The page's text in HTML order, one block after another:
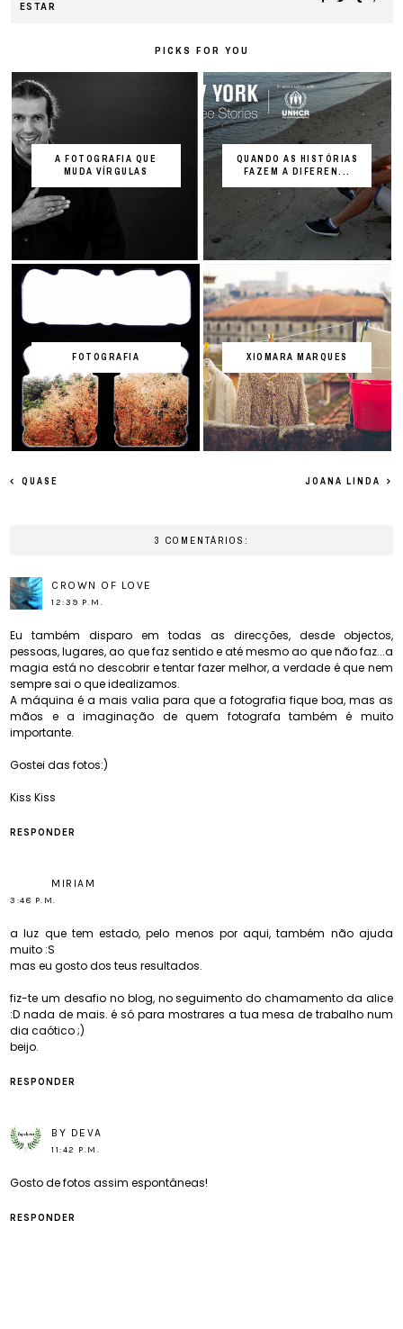
ESTAR
PICKS FOR YOU
A FOTOGRAFIA QUE
MUDA VÍRGULAS
QUANDO AS HISTÓRIAS
FAZEM A DIFEREN...
FOTOGRAFIA XIOMARA MARQUES
QUASE JOANA LINDA
3 COMENTÁRIOS:
CROWN OF LOVE
12:39 P.M.
Eu também disparo em todas as direcções, desde objectos,
pessoas, lugares, ao que faz sentido e até mesmo ao que não faz...a
magia está no descobrir e tentar fazer melhor, a verdade é que nem
sempre sai o que idealizamos.
A máquina é a mais valia para que a fotografia fique boa, mas as
mãos e a imaginação de quem fotografa também é muito
importante.
Gostei das fotos:)
Kiss Kiss
RESPONDER
MIRIAM
3:48 P.M.
a luz que tem estado, pelo menos por aqui, também não ajuda
muito :S
mas eu gosto dos teus resultados.
fiz-te um desafio no blog, no seguimento do chamamento da alice
:D nada de mais. é só para mostrares a tua mesa de trabalho num
dia caótico ;)
beijo.
RESPONDER
BY DEVA
11:42 P.M.
Gosto de fotos assim espontâneas!
RESPONDER